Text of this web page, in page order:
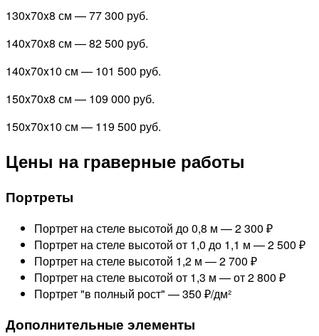
130x70x8 см — 77 300 руб.
140x70x8 см — 82 500 руб.
140x70x10 см — 101 500 руб.
150x70x8 см — 109 000 руб.
150x70x10 см — 119 500 руб.
Цены на граверные работы
Портреты
Портрет на стеле высотой до 0,8 м —2 300 ₽
Портрет на стеле высотой от 1,0 до 1,1 м —2 500 ₽
Портрет на стеле высотой 1,2 м —2 700 ₽
Портрет на стеле высотой от 1,3 м —от 2 800 ₽
Портрет "в полный рост" —350 ₽/дм²
Дополнительные элементы